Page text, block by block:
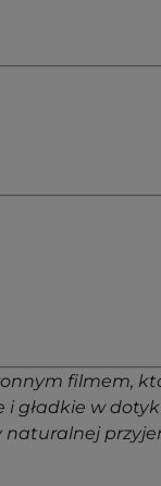
filmem,
gładkie w